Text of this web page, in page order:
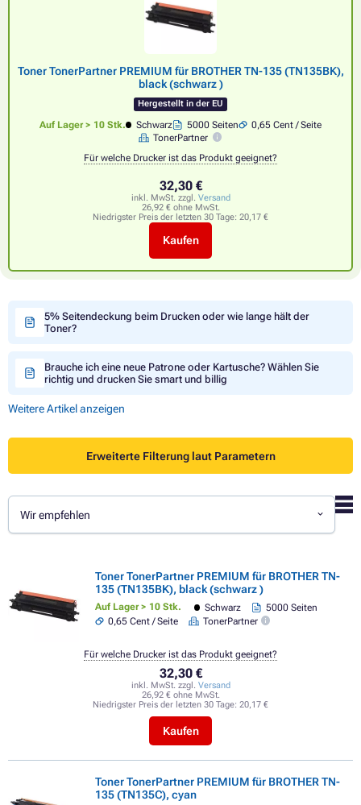
Toner TonerPartner PREMIUM für BROTHER TN-135 (TN135BK),
black (schwarz )
Hergestellt in der EU
Auf Lager > 10 Stk. Schwarz 5000 Seiten
0,65 Cent / Seite
TonerPartner
Für welche Drucker ist das Produkt geeignet?
32,30 €
inkl. MwSt. zzgl. Versand
26,92 € ohne MwSt.
Niedrigster Preis der letzten 30 Tage: 20,17 €
Kaufen
5% Seitendeckung beim Drucken oder wie lange hält der
Toner?
Brauche ich eine neue Patrone oder Kartusche? Wählen Sie
richtig und drucken Sie smart und billig
Weitere Artikel anzeigen
Erweiterte Filterung laut Parametern
Wir empfehlen
Toner TonerPartner PREMIUM für BROTHER TN-
135 (TN135BK), black (schwarz )
Auf Lager > 10 Stk. Schwarz
5000 Seiten
0,65 Cent / Seite
TonerPartner
32,30 €
inkl. MwSt. zzgl. Versand
26,92 € ohne MwSt.
Niedrigster Preis der letzten 30 Tage: 20,17 €
Kaufen
Für welche Drucker ist das Produkt geeignet?
Toner TonerPartner PREMIUM für BROTHER TN-
135 (TN135C), cyan